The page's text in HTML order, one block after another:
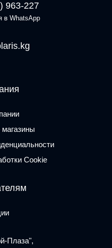
963-227
в WhatsApp
Cookie
Плаза",